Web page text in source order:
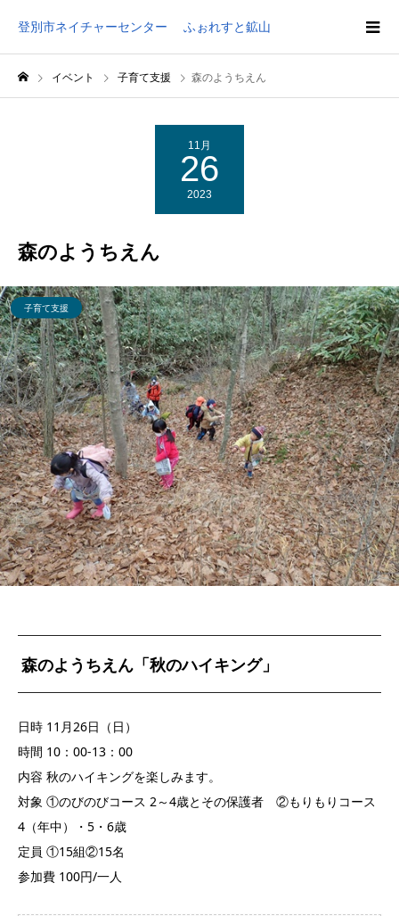
登別市ネイチャーセンター ふぉれすと鉱山
イベント 子育て支援 森のようちえん
11月
26
2023
森のようちえん
子育て支援
森のようちえん「秋のハイキング」
日時 11月26日（日）
時間 10：00-13：00
内容 秋のハイキングを楽しみます。
対象 ①のびのびコース 2～4歳とその保護者 ②もりもりコース
4（年中）・5・6歳
定員 ①15組②15名
参加費 100円/一人